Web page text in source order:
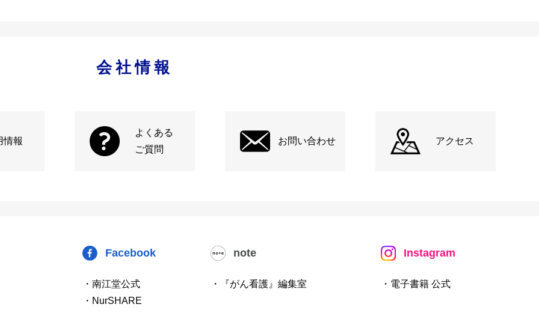
会社情報
情報
よくある
ご質問
お問い合わせ アクセス
Facebook
・南江堂公式
・NurSHARE
note
・『がん看護』編集室
Instagram
・電子書籍 公式